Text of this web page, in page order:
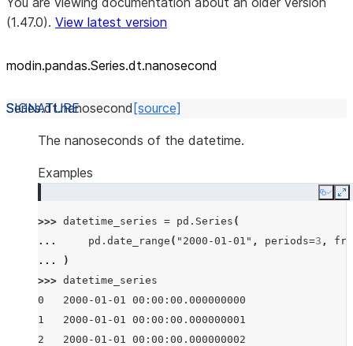
(1.47.0). View latest version
modin.pandas.Series.dt.nanosecond
Series.dt.nanosecond [source]
The nanoseconds of the datetime.
Examples
Copy
>>> datetime_series = pd . Series (
...
pd . date_range ( "2000-01-01" , periods=3 ,
...
)
>>> datetime_series
0   2000-01-01 00:00:00.000000000
1   2000-01-01 00:00:00.000000001
2   2000-01-01 00:00:00.000000002